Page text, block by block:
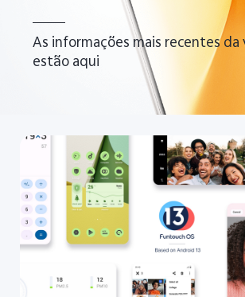
As informações mais recentes da
estão aqui